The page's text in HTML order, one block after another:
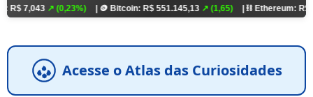
↗ (0,23%) | 🪙 Bitcoin: R$ 551.145,13↗ (1,65) | ⛓️ Ethereum: R$ 18.321,93
Acesse o Atlas das Curiosidades